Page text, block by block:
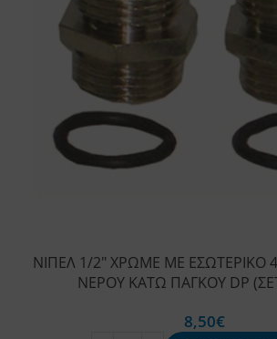
ΝΙΠΕΛ 1/2″ ΧΡΩΜΕ ΜΕ ΕΣΩΤΕΡΙΚΟ
ΝΕΡΟΥ ΚΑΤΩ ΠΑΓΚΟΥ DP
8,50€